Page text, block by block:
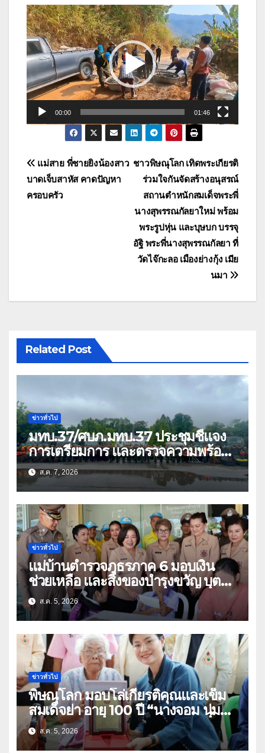
ตัว
เล่น
ไฟล์
วิดีโอ
00:00 01:46
แนะแนว
เรื่อง
ชาวพิษณุโลก เทิดพระเกียรติ
ร่วมใจกันจัดสร้างอนุสรณ์
สถานตำหนักสมเด็จพระพี่
นางสุพรรณกัลยาใหม่ พร้อม
พระรูปหุ่น และบุษบก บรรจุ
อัฐิ พระพี่นางสุพรรณกัลยา ที่
วัดไจ๊กะลอ เมืองย่างกุ้ง เมีย
นมา
แม่สาย พี่ชายยิงน้องสาว
บาดเจ็บสาหัส คาดปัญหา
ครอบครัว
Related Post
ข่าวทั่วไป
มทบ.37/ศบภ.มทบ.37 ประชุมชี้แจง
การเตรียมการ และตรวจความพร้อม
ด้านการบรรเทาสาธารณภัย
ส.ค. 7, 2026
ข่าวทั่วไป
แม่บ้านตำรวจภูธรภาค 6 มอบเงิน
ช่วยเหลือ และสิ่งของบำรุงขวัญ บุตร-
ธิดา ข้าราชการตำรวจจังหวัด
อุทัยธานี
ส.ค. 5, 2026
ข่าวทั่วไป
พิษณุโลก มอบโล่เกียรติคุณและเข็ม
สมเด็จย่า อายุ 100 ปี “นางจอม นุ่ม
เนตร” ตำบลบ้านกร่าง อำเภอเมือง
ส.ค. 5, 2026